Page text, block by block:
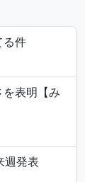
る件
表明【み
週発表